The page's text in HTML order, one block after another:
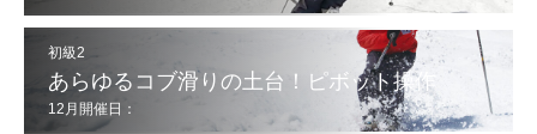
初級2
あらゆるコブ滑りの土台！ピボット操作
12月開催日：